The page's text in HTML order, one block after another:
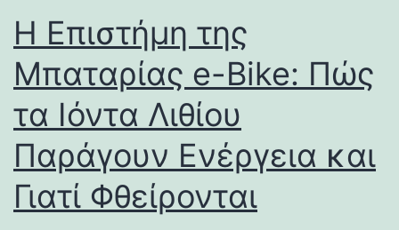
Η Επιστήμη της
Μπαταρίας e-Bike: Πώς
τα Ιόντα Λιθίου
Παράγουν Ενέργεια και
Γιατί Φθείρονται